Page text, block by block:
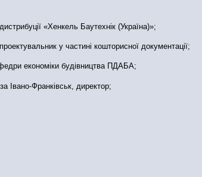
«Хенкель Баутехнік (Україна)»;
у частині кошторисної документації;
економіки будівництва ПДАБА;
Івано-Франківськ, директор;